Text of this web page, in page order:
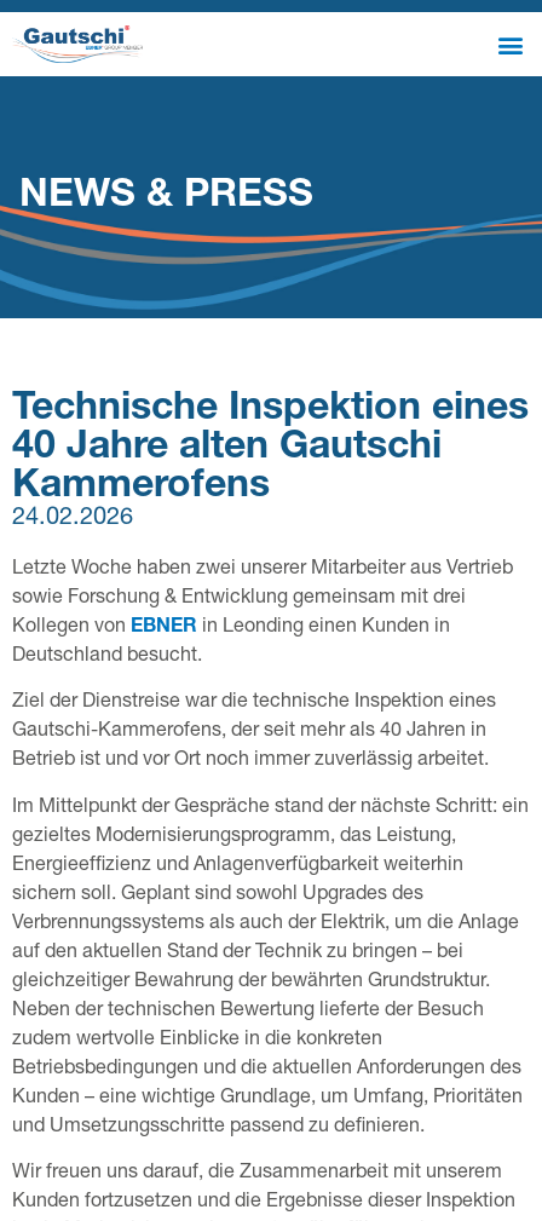
NEWS & PRESS
Technische Inspektion eines
40 Jahre alten Gautschi
Kammerofens
24.02.2026
Letzte Woche haben zwei unserer Mitarbeiter aus Vertrieb
sowie Forschung & Entwicklung gemeinsam mit drei
Kollegen von EBNER in Leonding einen Kunden in
Deutschland besucht.
Ziel der Dienstreise war die technische Inspektion eines
Gautschi-Kammerofens, der seit mehr als 40 Jahren in
Betrieb ist und vor Ort noch immer zuverlässig arbeitet.
Im Mittelpunkt der Gespräche stand der nächste Schritt: ein
gezieltes Modernisierungsprogramm, das Leistung,
Energieeffizienz und Anlagenverfügbarkeit weiterhin
sichern soll. Geplant sind sowohl Upgrades des
Verbrennungssystems als auch der Elektrik, um die Anlage
auf den aktuellen Stand der Technik zu bringen – bei
gleichzeitiger Bewahrung der bewährten Grundstruktur.
Neben der technischen Bewertung lieferte der Besuch
zudem wertvolle Einblicke in die konkreten
Betriebsbedingungen und die aktuellen Anforderungen des
Kunden – eine wichtige Grundlage, um Umfang, Prioritäten
und Umsetzungsschritte passend zu definieren.
Wir freuen uns darauf, die Zusammenarbeit mit unserem
Kunden fortzusetzen und die Ergebnisse dieser Inspektion